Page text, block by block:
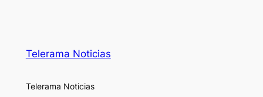
Telerama Noticias
Telerama Noticias